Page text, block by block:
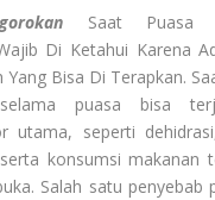
Saat Puasa
Di Ketahui Karena
Yang Bisa Di Terapkan.
puasa bisa
utama, seperti
konsumsi makanan
Salah satu penyebab